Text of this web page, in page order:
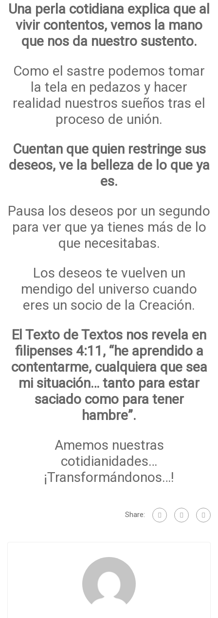
Una perla cotidiana explica que al
vivir contentos, vemos la mano
que nos da nuestro sustento.
Como el sastre podemos tomar
la tela en pedazos y hacer
realidad nuestros sueños tras el
proceso de unión.
Cuentan que quien restringe sus
deseos, ve la belleza de lo que ya
es.
Pausa los deseos por un segundo
para ver que ya tienes más de lo
que necesitabas.
Los deseos te vuelven un
mendigo del universo cuando
eres un socio de la Creación.
El Texto de Textos nos revela en
filipenses 4:11, “he aprendido a
contentarme, cualquiera que sea
mi situación… tanto para estar
saciado como para tener
hambre”.
Amemos nuestras
cotidianidades…
¡Transformándonos…!
Share: